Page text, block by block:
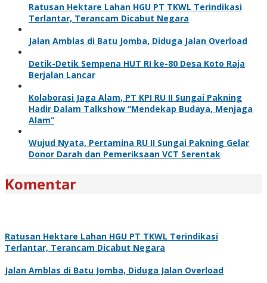
Ratusan Hektare Lahan HGU PT TKWL Terindikasi
Terlantar, Terancam Dicabut Negara
Jalan Amblas di Batu Jomba, Diduga Jalan Overload
Detik-Detik Sempena HUT RI ke-80 Desa Koto Raja
Berjalan Lancar
Kolaborasi Jaga Alam, PT KPI RU II Sungai Pakning
Hadir Dalam Talkshow “Mendekap Budaya, Menjaga
Alam”
Wujud Nyata, Pertamina RU II Sungai Pakning Gelar
Donor Darah dan Pemeriksaan VCT Serentak
Komentar
Ratusan Hektare Lahan HGU PT TKWL Terindikasi
Terlantar, Terancam Dicabut Negara
Jalan Amblas di Batu Jomba, Diduga Jalan Overload